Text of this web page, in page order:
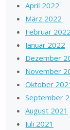
April 2022
März 2022
Februar 2022
Januar 2022
Dezember
November
Oktober
September
August 2021
Juli 2021